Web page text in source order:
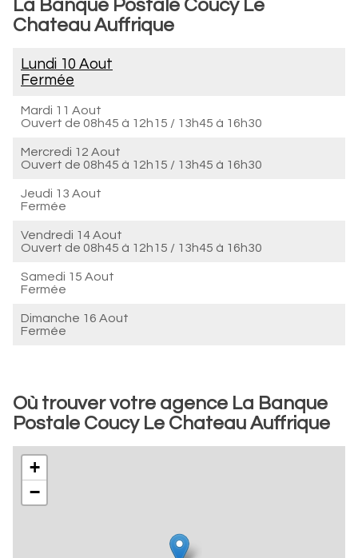
La Banque Postale Coucy Le
Chateau Auffrique
Lundi 10 Aout
Fermée
Mardi 11 Aout
Ouvert de 08h45 à 12h15 / 13h45 à 16h30
Mercredi 12 Aout
Ouvert de 08h45 à 12h15 / 13h45 à 16h30
Jeudi 13 Aout
Fermée
Vendredi 14 Aout
Ouvert de 08h45 à 12h15 / 13h45 à 16h30
Samedi 15 Aout
Fermée
Dimanche 16 Aout
Fermée
Où trouver votre agence La Banque
Postale Coucy Le Chateau Auffrique
+
−